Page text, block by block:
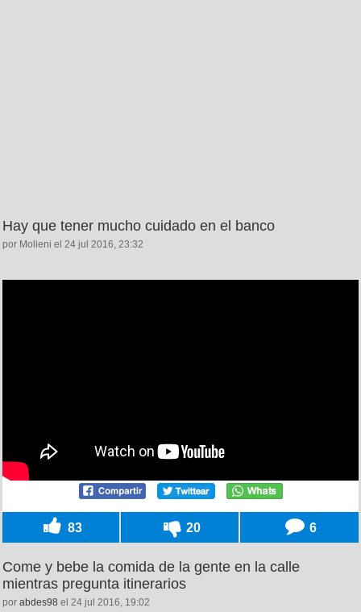
Hay que tener mucho cuidado en el banco
por Molieni el 24 jul 2016, 23:32
83 20 6
Come y bebe la comida de la gente en la calle
mientras pregunta itinerarios
por abdes98 el 24 jul 2016, 19:02